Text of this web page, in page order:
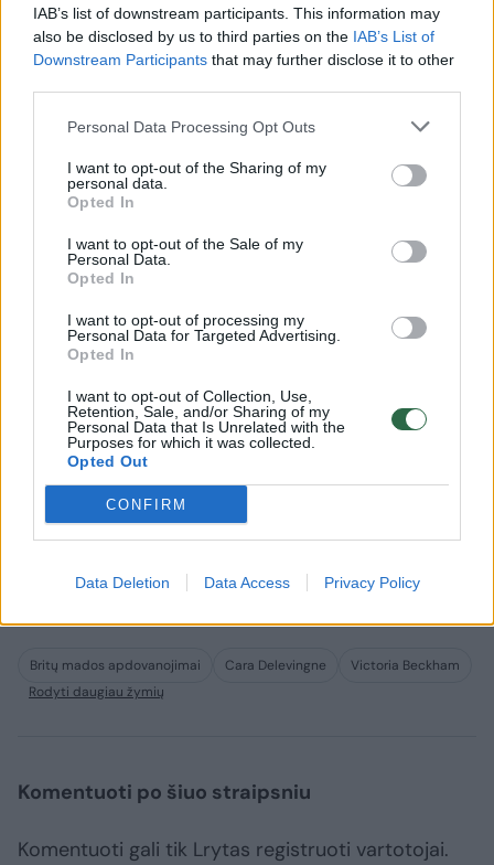
IAB’s list of downstream participants. This information may
also be disclosed by us to third parties on the IAB’s List of
Downstream Participants that may further disclose it to other
Personal Data Processing Opt Outs
I want to opt-out of the Sharing of my
personal data.
Opted In
I want to opt-out of the Sale of my
Personal Data.
Opted In
I want to opt-out of processing my
Personal Data for Targeted Advertising.
Opted In
I want to opt-out of Collection, Use,
Retention, Sale, and/or Sharing of my
Personal Data that Is Unrelated with the
Purposes for which it was collected.
Opted Out
CONFIRM
Data Deletion Data Access Privacy Policy
Geriausio moterų dizainerio apdovanojimą
Erdem Moralioglu. Praėjusiais metais vyras
„Raudonojo kilimo“ drabužius.
Geriausiu vyrų dizaineriu tapo airis
Jonathanas Williamas Andersonas. Skirtą
apdovanojimą mados ikona atsiėmė iš
„Formulės 1“ čempiono Lewiso Hamiltono
rankų.
Už geriausius „Raudonojo kilimo“ drabužius
buvo apdovanoti Alexanderio McQueeno
mados namai. Garsusis britų supermodelis
kūrybos vadovei Sarah Burton.
Britų mados apdovanojimai Cara Delevingne
Victoria Beckham
Rodyti daugiau žymių
Komentuoti po šiuo straipsniu
Komentuoti gali tik Lrytas registruoti vartotojai.